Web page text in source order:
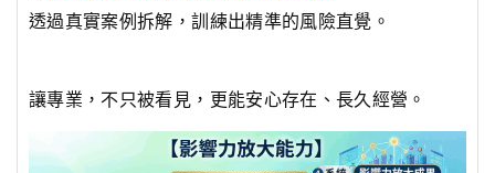
透過真實案例拆解，訓練出精準的風險直覺。
讓專業，不只被看見，更能安心存在、長久經營。